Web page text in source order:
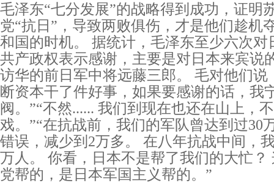
毛泽东“七分发展”的战略得到成功，证明
党“抗日”，导致两败俱伤，才是他们趁机
和国的时机。 据统计，毛泽东至少六次对
共产政权表示感谢，主要是对日本来宾说
访华的前日军中将远藤三郎。 毛对他们说
断资本干了件好事，如果要感谢的话，我
阀。”“不然...... 我们到现在也还在山上，
戏。”“在抗战前，我们的军队曾达到过30
错误，减少到2万多。 在八年抗战中间，
万人。 你看，日本不是帮了我们的大忙？
党帮的，是日本军国主义帮的。”